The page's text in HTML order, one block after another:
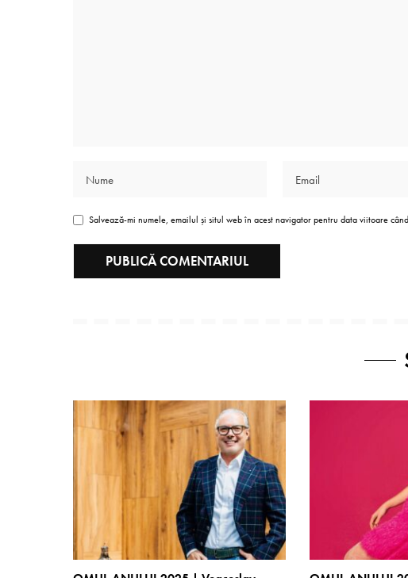
Salvează-mi numele, emailul și situl web în acest navigator pentru data viitoare